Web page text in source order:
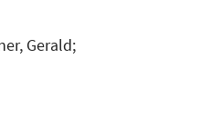
Gerald;